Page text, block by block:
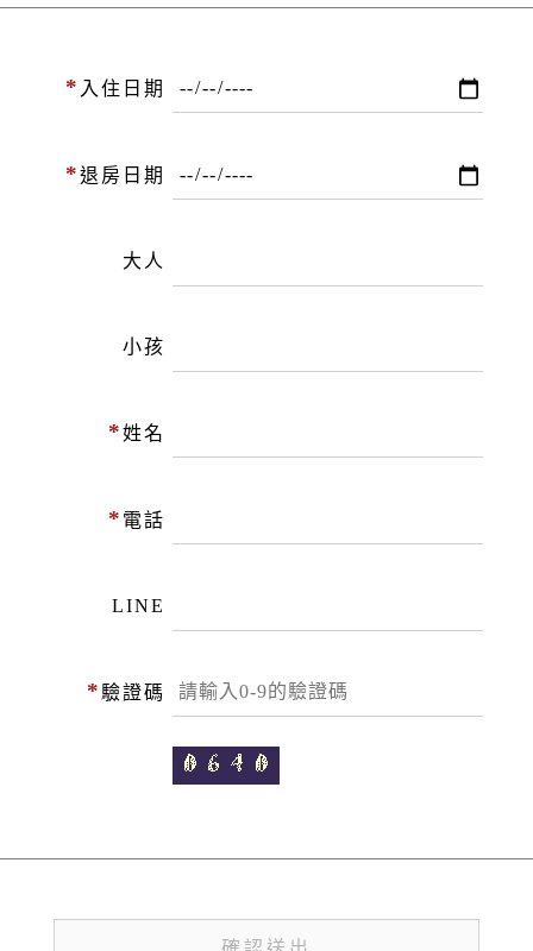
* 入住日期
*退房日期
大人
小孩
*姓名
* 電話
LINE
* 驗證碼